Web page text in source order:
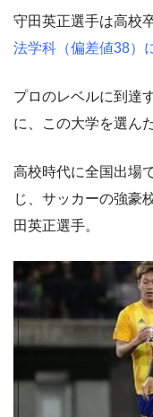
守田英正選手は高校
法学科（偏差値38）
プロのレベルに到達
に、この大学を選ん
高校時代に全国出場
じ、サッカーの強豪
田英正選手。